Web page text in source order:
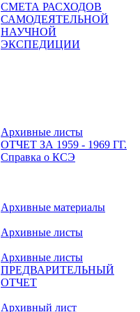
СМЕТА РАСХОДОВ
САМОДЕЯТЕЛЬНОЙ
НАУЧНОЙ
ЭКСПЕДИЦИИ
Архивные листы
ОТЧЕТ ЗА 1959 - 1969 ГГ.
Справка о КСЭ
Архивные материалы
Архивные листы
Архивные листы
ПРЕДВАРИТЕЛЬНЫЙ
ОТЧЕТ
Архивный лист